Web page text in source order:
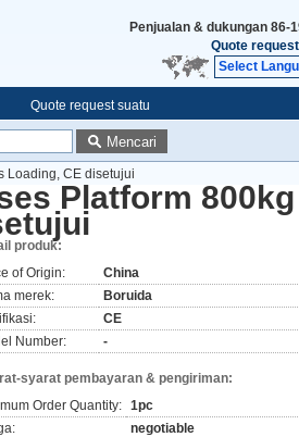
Penjualan & dukungan 86-
Quote
Select
Quote request suatu
Mencari
Loading, CE disetujui
Platform 800kg
produk:
of Origin:
China
merek:
Boruida
CE
Number:
-
syarat pembayaran & pengiriman:
Order Quantity: 1pc
negotiable